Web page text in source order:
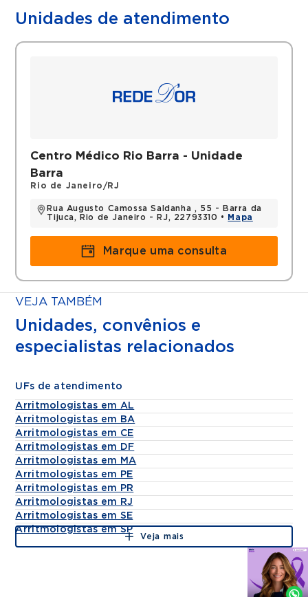
Unidades de atendimento
Centro Médico Rio Barra - Unidade
Barra
Rio de Janeiro/RJ
Rua Augusto Camossa Saldanha , 55 - Barra da
Tijuca, Rio de Janeiro - RJ, 22793310 •
Mapa
Marque uma consulta
VEJA TAMBÉM
Unidades, convênios e
especialistas relacionados
UFs de atendimento
Arritmologistas em AL
Arritmologistas em BA
Arritmologistas em CE
Arritmologistas em DF
Arritmologistas em MA
Arritmologistas em PE
Arritmologistas em PR
Arritmologistas em RJ
Arritmologistas em SE
Arritmologistas em SP
Veja mais
Agende
Whatsapp